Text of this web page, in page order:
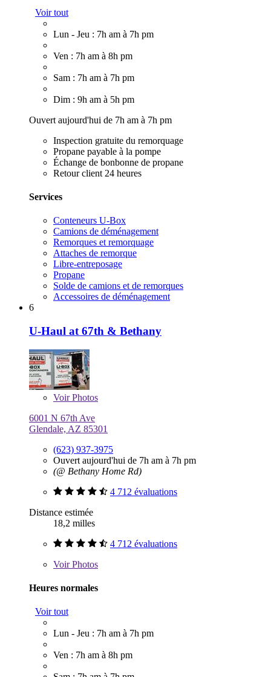
Voir tout
Lun - Jeu : 7h am à 7h pm
Ven : 7h am à 8h pm
Sam : 7h am à 7h pm
Dim : 9h am à 5h pm
Ouvert aujourd'hui de 7h am à 7h pm
Inspection gratuite du remorquage
Propane payable à la pompe
Échange de bonbonne de propane
Retour client 24 heures
Services
Conteneurs U-Box
Camions de déménagement
Remorques et remorquage
Attaches de remorque
Libre-entreposage
Propane
Solde de camions et de remorques
Accessoires de déménagement
6
U-Haul at 67th & Bethany
VoirPhotos
6001 N 67th Ave
Glendale, AZ 85301
(623) 937-3975
Ouvert aujourd'hui de 7h am à 7h pm
(@ Bethany Home Rd)
4 712 évaluations
Distance estimée
18,2 milles
4 712 évaluations
VoirPhotos
Heures normales
Voir tout
Lun - Jeu : 7h am à 7h pm
Ven : 7h am à 8h pm